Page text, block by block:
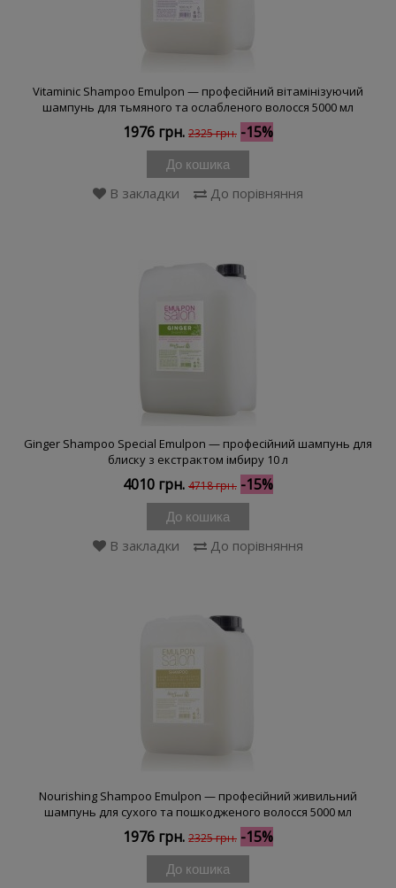
Vitaminic Shampoo Emulpon — професійний вітамінізуючий
шампунь для тьмяного та ослабленого волосся 5000 мл
1976 грн. 2325 грн. -15%
До кошика
В закладки До порівняння
Ginger Shampoo Special Emulpon — професійний шампунь для
блиску з екстрактом імбиру 10 л
4010 грн. 4718 грн. -15%
До кошика
В закладки До порівняння
Nourishing Shampoo Emulpon — професійний живильний
шампунь для сухого та пошкодженого волосся 5000 мл
1976 грн. 2325 грн. -15%
До кошика